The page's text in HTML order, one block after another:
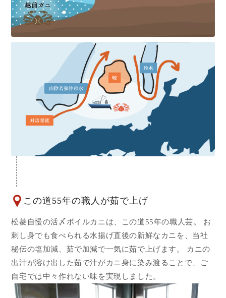
この道55年の職人が茹で上げ
松菱自慢の活〆ボイルカニは、この道55年の職人芸。 お
刺し身でも食べられる水揚げ直後の新鮮なカニを、当社
秘伝の塩加減、茹で加減で一気に茹で上げます。 カニの
出汁が溶け出した茹で汁がカニ身に染み渡ることで、ご
自宅では中々作れない味を実現しました。